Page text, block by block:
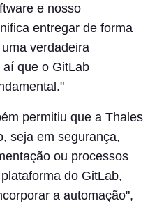
e nosso
entregar de forma
verdadeira
que o GitLab
permitiu que a Thales
seja em segurança,
ou processos
do GitLab,
a automação",